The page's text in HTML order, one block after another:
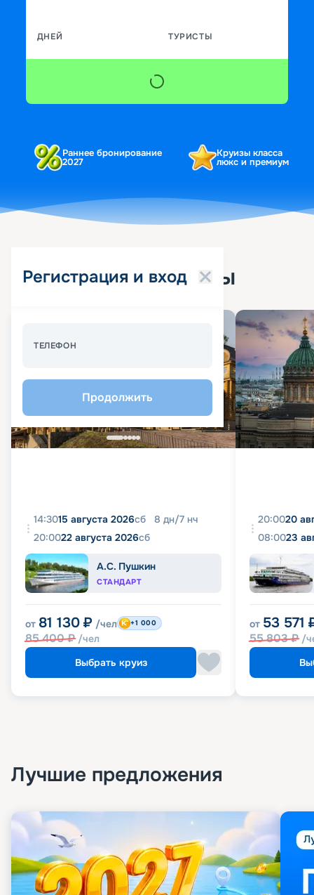
ДНЕЙ ТУРИСТЫ
Раннее бронирование
2027
Круизы класса
люкс и премиум
Регистрация и вход
ТЕЛЕФОН
Продолжить
Популярные круизы
14:3015 августа 2026сб 8 дн/7 нч
20:0022 августа 2026сб
А.С. Пушкин
СТАНДАРТ
от 81 130 ₽ /чел
85 400₽ /чел
+1 000
Выбрать круиз
20:0020
08:0023
от 53 571
55 803₽ /
Лучшие предложения